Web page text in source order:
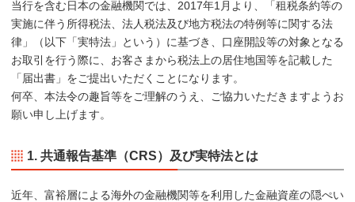
当行を含む日本の金融機関では、2017年1月より、「租税条約等の
実施に伴う所得税法、法人税法及び地方税法の特例等に関する法
律」（以下「実特法」という）に基づき、口座開設等の対象となる
お取引を行う際に、お客さまから税法上の居住地国等を記載した
「届出書」をご提出いただくことになります。
何卒、本法令の趣旨等をご理解のうえ、ご協力いただきますようお
願い申し上げます。
1. 共通報告基準（CRS）及び実特法とは
近年、富裕層による海外の金融機関等を利用した金融資産の隠ぺい